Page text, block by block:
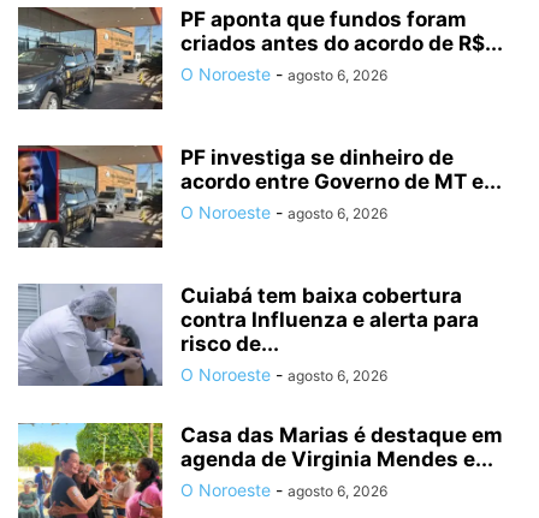
PF aponta que fundos foram
criados antes do acordo de R$...
O Noroeste - agosto 6, 2026
PF investiga se dinheiro de
acordo entre Governo de MT e...
O Noroeste - agosto 6, 2026
Cuiabá tem baixa cobertura
contra Influenza e alerta para
risco de...
O Noroeste - agosto 6, 2026
Casa das Marias é destaque em
agenda de Virginia Mendes e...
O Noroeste - agosto 6, 2026